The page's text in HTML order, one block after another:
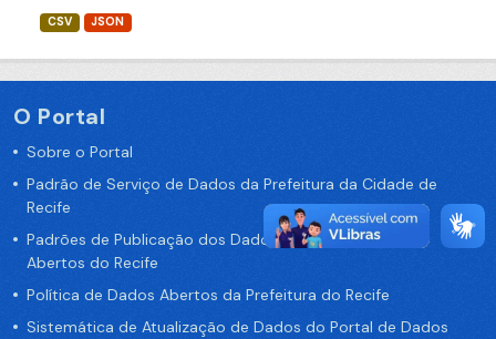
CSV JSON
O Portal
Sobre o Portal
Padrão de Serviço de Dados da Prefeitura da Cidade de
Recife
Padrões de Publicação dos Dados no Portal de Dados
Abertos do Recife
Política de Dados Abertos da Prefeitura do Recife
Sistemática de Atualização de Dados do Portal de Dados